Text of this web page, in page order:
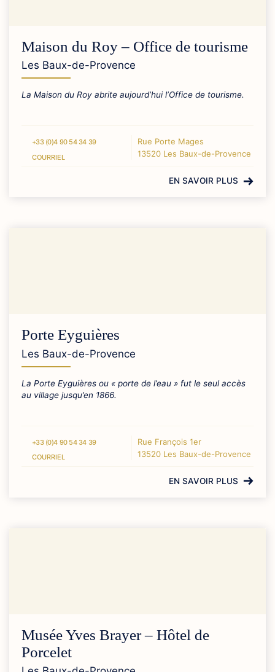
Maison du Roy – Office de tourisme
Les Baux-de-Provence
La Maison du Roy abrite aujourd’hui l’Office de tourisme.
+33 (0)4 90 54 34 39
COURRIEL
Rue Porte Mages
13520 Les Baux-de-Provence
EN SAVOIR PLUS
Porte Eyguières
Les Baux-de-Provence
La Porte Eyguières ou « porte de l’eau » fut le seul accès
au village jusqu’en 1866.
+33 (0)4 90 54 34 39
COURRIEL
Rue François 1er
13520 Les Baux-de-Provence
EN SAVOIR PLUS
Musée Yves Brayer – Hôtel de
Porcelet